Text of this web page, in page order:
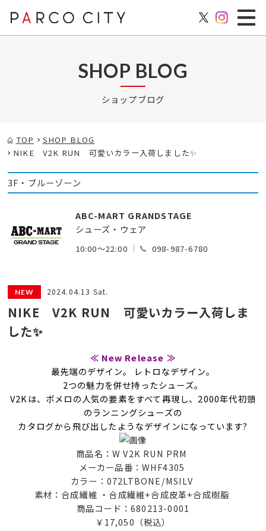
SHOP BLOG
ショップブログ
TOP
SHOP BLOG
NIKE V2K RUN 可愛いカラー入荷しました✨
3F・ブルーゾーン
ABC-MART GRANDSTAGE
シューズ・ウェア
10:00～22:00 098-987-6780
2024.04.13 Sat.
NIKE V2K RUN 可愛いカラー入荷しま
した✨
≪ New Release ≫
最先端のデザイン。 レトロなデザイン。
2つの魅力を併せ持ったシューズ。
V2Kは、ボメロの人気の要素をすべて再現し、2000年代初頭
のランニングシューズの
カタログから飛び出したようなデザインになっています?
商品名：W V2K RUN PRM
メーカー品番：WHF4305
カラー：072LTBONE/MSILV
素材：合成繊維 ・合成繊維+合成皮革+合成樹脂
商品コード：680213-0001
￥17,050（税込）